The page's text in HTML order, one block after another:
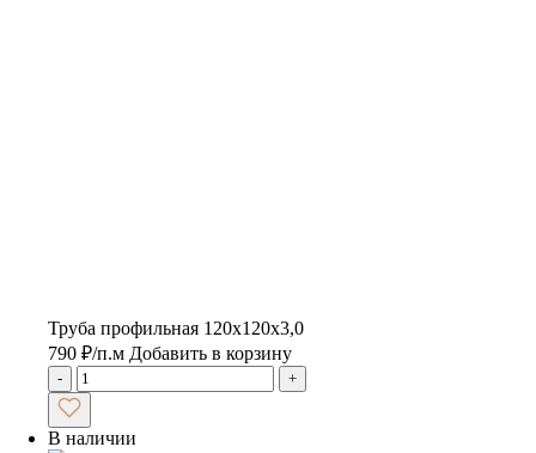
Труба профильная 120х120х3,0
790 ₽/п.м Добавить в корзину
- +
В наличии